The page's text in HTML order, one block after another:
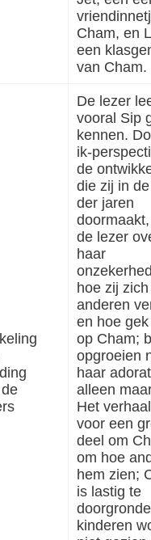
Cham, en
een
van Cham.
De lezer
vooral Sip
kennen.
ik-
de
die zij in
der jaren
de lezer
haar
hoe zij
anderen
en hoe
op Cham;
opgroeien
haar
alleen
Het
voor een
deel om
om hoe
hem zien;
is lastig te
kinderen